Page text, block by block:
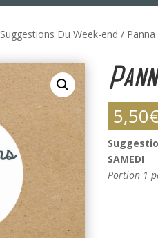
Suggestions Du Week-end /
5,50
SAMEDI
Portion 1